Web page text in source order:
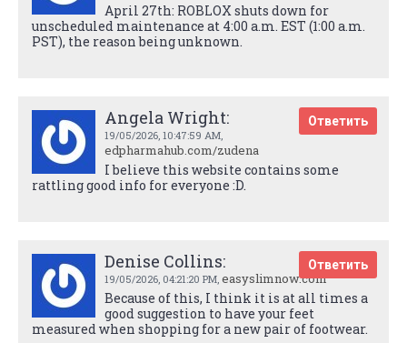
April 27th: ROBLOX shuts down for
unscheduled maintenance at 4:00 a.m. EST (1:00 a.m.
PST), the reason being unknown.
Angela Wright:
19/05/2026, 10:47:59 AM,
edpharmahub.com/zudena
Ответить
I believe this website contains some
rattling good info for everyone :D.
Denise Collins:
19/05/2026, 04:21:20 PM, easyslimnow.com
Ответить
Because of this, I think it is at all times a
good suggestion to have your feet
measured when shopping for a new pair of footwear.